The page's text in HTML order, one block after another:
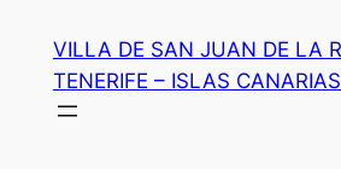
contenido
VILLA DE SAN JUAN DE LA
TENERIFE – ISLAS